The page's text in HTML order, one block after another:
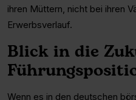
ihren Müttern, nicht bei ihren
Erwerbsverlauf.
Blick in die
Wenn es in den deutschen